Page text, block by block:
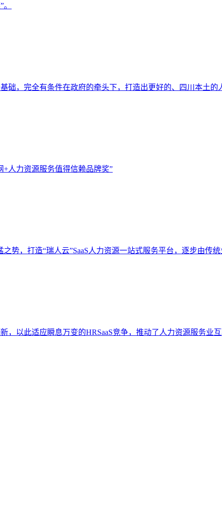
，完全有条件在政府的牵头下，打造出更好的、四川本土的
力资源服务值得信赖品牌奖”
，打造“瑞人云”SaaS人力资源一站式服务平台，逐步由传
以此适应瞬息万变的HRSaaS竞争，推动了人力资源服务业